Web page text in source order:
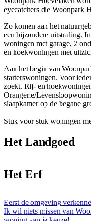
eyecatchers die Woonpark
Zo komen aan het
een bijzondere uitstraling.
woningen met garage, 2
en hoekwoningen met
Aan het begin van
starterswoningen. Voor
zoekt. Rij- en
Orangerie/
slaapkamer op de begane
Stuk voor stuk woningen
Het Landgoed
Het Erf
Eerst de omgeving
Ik wil niets missen van